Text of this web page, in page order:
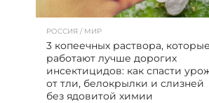
РОССИЯ / МИР
3 копеечных раствора, которые
работают лучше дорогих
инсектицидов: как спасти
от тли, белокрылки и слизней
без ядовитой химии